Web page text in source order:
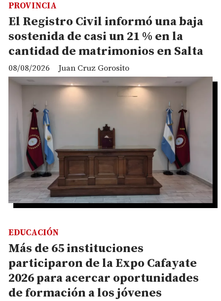
El Registro Civil informó una baja
sostenida de casi un 21 % en la
cantidad de matrimonios en Salta
Juan Cruz Gorosito
PROVINCIA
08/08/2026
Más de 65 instituciones
participaron de la Expo Cafayate
2026 para acercar oportunidades
de formación a los jóvenes
EDUCACIÓN